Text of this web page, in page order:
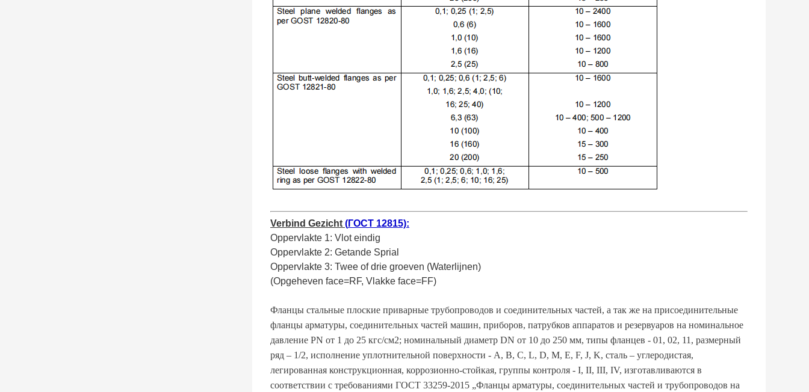
Verbind Gezicht (ГОСТ 12815):
Oppervlakte 1: Vlot eindig
Oppervlakte 2: Getande Sprial
Oppervlakte 3: Twee of drie groeven (Waterlijnen)
(Opgeheven face=RF, Vlakke face=FF)
Фланцы стальные плоские приварные трубопроводов и соединительных частей, а так же на присоединительные
фланцы арматуры, соединительных частей машин, приборов, патрубков аппаратов и резервуаров на номинальное
давление PN от 1 до 25 кгс/см2; номинальный диаметр DN от 10 до 250 мм, типы фланцев - 01, 02, 11, размерный
ряд – 1/2, исполнение уплотнительной поверхности - А, В, С, L, D, M, E, F, J, K, сталь – углеродистая,
легированная конструкционная, коррозионно-стойкая, группы контроля - I, II, III, IV, изготавливаются в
соответствии с требованиями ГОСТ 33259-2015 „Фланцы арматуры, соединительных частей и трубопроводов на